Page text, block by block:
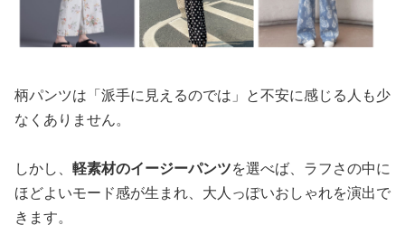
柄パンツは「派手に見えるのでは」と不安に感じる人も少
なくありません。
しかし、 軽素材のイージーパンツを選べば、ラフさの中に
ほどよいモード感が生まれ、大人っぽいおしゃれを演出で
きます。